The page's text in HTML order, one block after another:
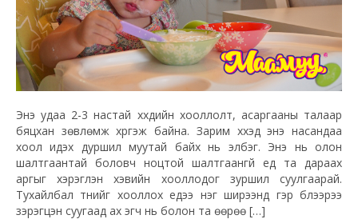
Энэ удаа 2-3 настай хүүхдийн хооллолт, асаргааны талаар
бяцхан зөвлөмж хүргэж байна. Зарим хүүхэд энэ насандаа
хоол идэх дуршил муутай байх нь элбэг. Энэ нь олон
шалтгаантай боловч ноцтой шалтгаангүй үед та дараах
аргыг хэрэглэн хэвийн хооллодог зуршил суулгаарай.
Тухайлбал түүнийг хооллох үедээ нэг ширээнд гэр бүлээрээ
зэрэгцэн суугаад ах эгч нь болон та өөрөө […]